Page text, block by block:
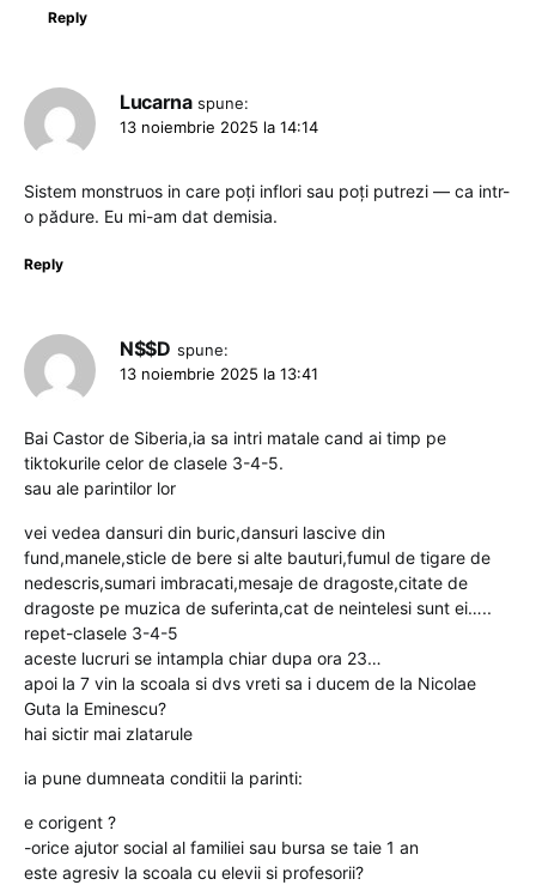
Reply
Lucarna spune:
13 noiembrie 2025 la 14:14
Sistem monstruos in care poți inflori sau poți putrezi — ca intr-
o pădure. Eu mi-am dat demisia.
Reply
N$$D spune:
13 noiembrie 2025 la 13:41
Bai Castor de Siberia,ia sa intri matale cand ai timp pe
tiktokurile celor de clasele 3-4-5.
sau ale parintilor lor
vei vedea dansuri din buric,dansuri lascive din
fund,manele,sticle de bere si alte bauturi,fumul de tigare de
nedescris,sumari imbracati,mesaje de dragoste,citate de
dragoste pe muzica de suferinta,cat de neintelesi sunt ei…..
repet-clasele 3-4-5
aceste lucruri se intampla chiar dupa ora 23…
apoi la 7 vin la scoala si dvs vreti sa i ducem de la Nicolae
Guta la Eminescu?
hai sictir mai zlatarule
ia pune dumneata conditii la parinti:
e corigent ?
-orice ajutor social al familiei sau bursa se taie 1 an
este agresiv la scoala cu elevii si profesorii?